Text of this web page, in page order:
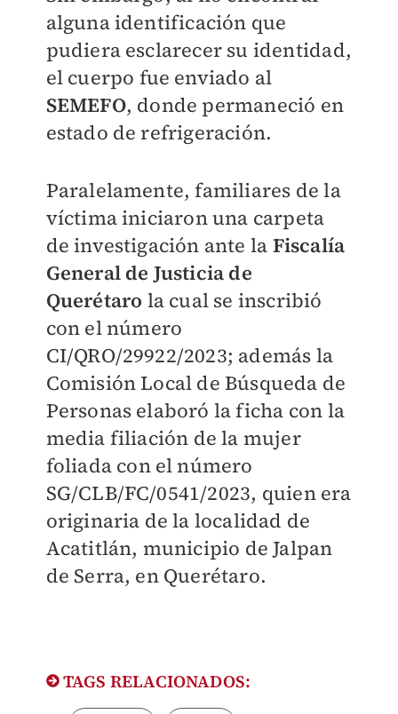
alguna identificación que
pudiera esclarecer su identidad,
el cuerpo fue enviado al
SEMEFO, donde permaneció en
estado de refrigeración.
Paralelamente, familiares de la
víctima iniciaron una carpeta
de investigación ante la Fiscalía
General de Justicia de
Querétaro la cual se inscribió
con el número
CI/QRO/29922/2023; además la
Comisión Local de Búsqueda de
Personas elaboró la ficha con la
media filiación de la mujer
foliada con el número
SG/CLB/FC/0541/2023, quien era
originaria de la localidad de
Acatitlán, municipio de Jalpan
de Serra, en Querétaro.
TAGS RELACIONADOS: